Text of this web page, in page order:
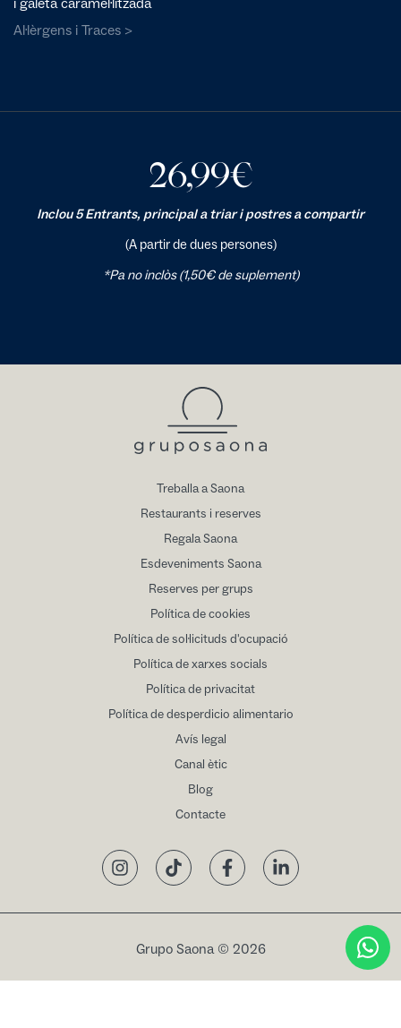
i galeta caramel·litzada
Al·lèrgens i Traces >
26,99€
Inclou 5 Entrants, principal a triar i postres a compartir
(A partir de dues persones)
*Pa no inclòs (1,50€ de suplement)
Treballa a Saona
Restaurants i reserves
Regala Saona
Esdeveniments Saona
Reserves per grups
Política de cookies
Política de sol·licituds d'ocupació
Política de xarxes socials
Política de privacitat
Política de desperdicio alimentario
Avís legal
Canal ètic
Blog
Contacte
InstagramTikTok FacebookLinkedIn
Grupo Saona © 2026